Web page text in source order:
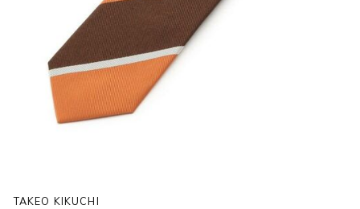
TAKEO KIKUCHI